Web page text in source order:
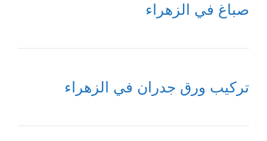
صباغ في الزهراء
تركيب ورق جدران في الزهراء